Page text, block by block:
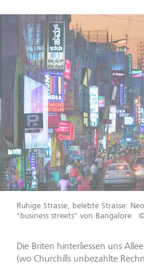
Ruhige Strasse, belebte Strasse:
"business streets" von Bangalore.
Die Briten hinterliessen uns
(wo Churchills unbezahlte